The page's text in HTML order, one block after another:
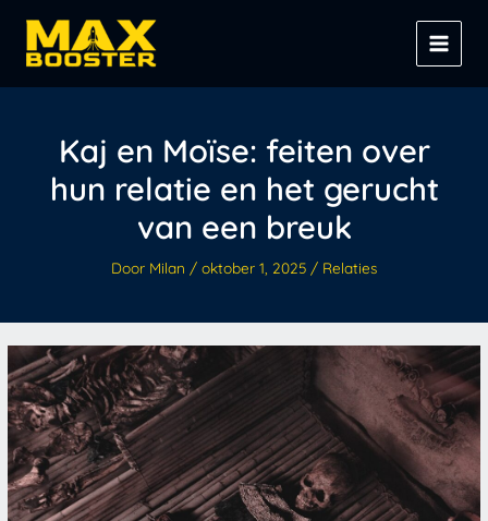
inhoud
Kaj en Moïse: feiten over
hun relatie en het gerucht
van een breuk
Door Milan / oktober 1, 2025 / Relaties
Z
o